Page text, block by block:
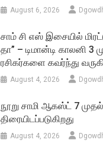
August 6, 2026
சாம் சி எஸ் இசையில்
தா” – டிமான்டி காலனி 3
ரசிகர்களை கவர்ந்து
August 4, 2026
நூறு சாமி ஆகஸ்ட் 7
திரையிடப்படுகிறது
August 4, 2026